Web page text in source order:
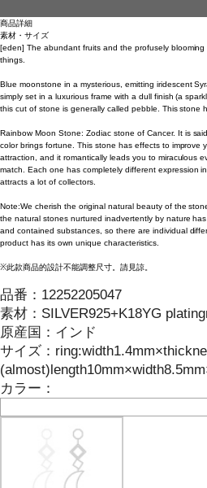
商品詳細
素材・サイズ
[eden] The abundant fruits and the profusely blooming
things.
Blue moonstone in a mysterious, emitting iridescent
simply set in a luxurious frame with a dull finish (a
this cut of stone is generally called pebble. This stone
Rainbow Moon Stone: Zodiac stone of Cancer. It is
color brings fortune. This stone has effects to improve
attraction, and it romantically leads you to miraculous
match. Each one has completely different expression
attracts a lot of collectors.
Note:We cherish the original natural beauty of the
the natural stones nurtured inadvertently by nature
and contained substances, so there are individual
product has its own unique characteristics.
※此款商品的設計不能調整尺寸。請見諒。
品番： 12252205047
素材： SILVER925+K18YG
原産国： インド
サイズ：
カラー：